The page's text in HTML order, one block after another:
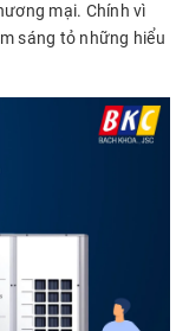
mại. Chính vì
sáng tỏ những hiểu